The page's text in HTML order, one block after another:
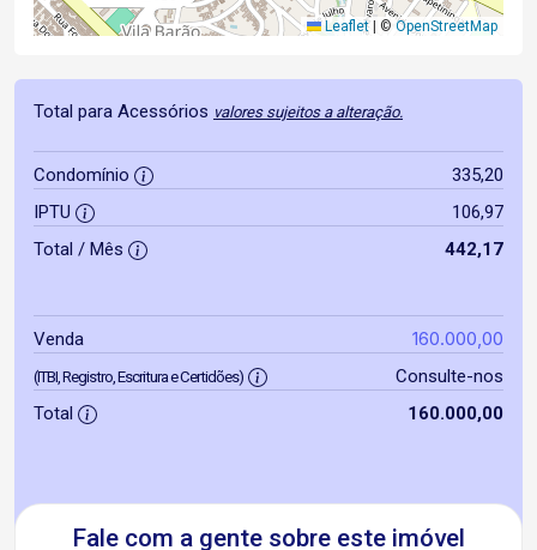
Leaflet | © OpenStreetMap
Total para Acessórios valores sujeitos a alteração.
Condomínio
335,20
IPTU
106,97
Total / Mês
442,17
Venda 160.000,00
(ITBI, Registro, Escritura e Certidões)
Consulte-nos
Total
160.000,00
Fale com a gente sobre este imóvel